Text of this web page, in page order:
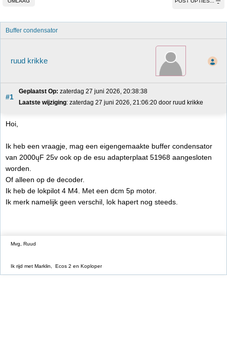
Buffer condensator
ruud krikke
#1
Geplaatst Op: zaterdag 27 juni 2026, 20:38:38
Laatste wijziging: zaterdag 27 juni 2026, 21:06:20 door ruud krikke
Hoi,
Ik heb een vraagje, mag een eigengemaakte buffer condensator
van 2000ųF 25v ook op de esu adapterplaat 51968 aangesloten
worden.
Of alleen op de decoder.
Ik heb de lokpilot 4 M4. Met een dcm 5p motor.
Ik merk namelijk geen verschil, lok hapert nog steeds.
Mvg, Ruud
Ik rijd met Marklin, Ecos 2 en Koploper